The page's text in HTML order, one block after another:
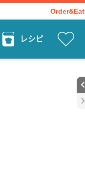
Order&Eat
レシピ